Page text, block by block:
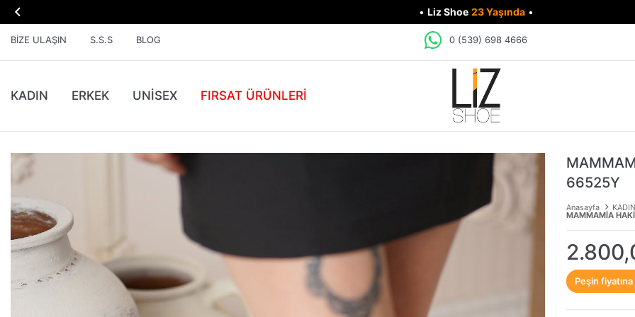
 • Liz Shoe 23 Yaşında •
BIZE ULAŞIN S.S.S BLOG 0 (539) 698 4666
KADIN ERKEK UNİSEX FIRSAT ÜRÜNLERI
66525Y
Anasayfa KADIN
MAMMAMİA
Peşin fiyatına